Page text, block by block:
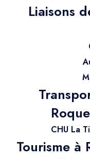
Trajet Santé
Trajet Longue
Contactez-
Liaisons
CHU La
Tourisme à